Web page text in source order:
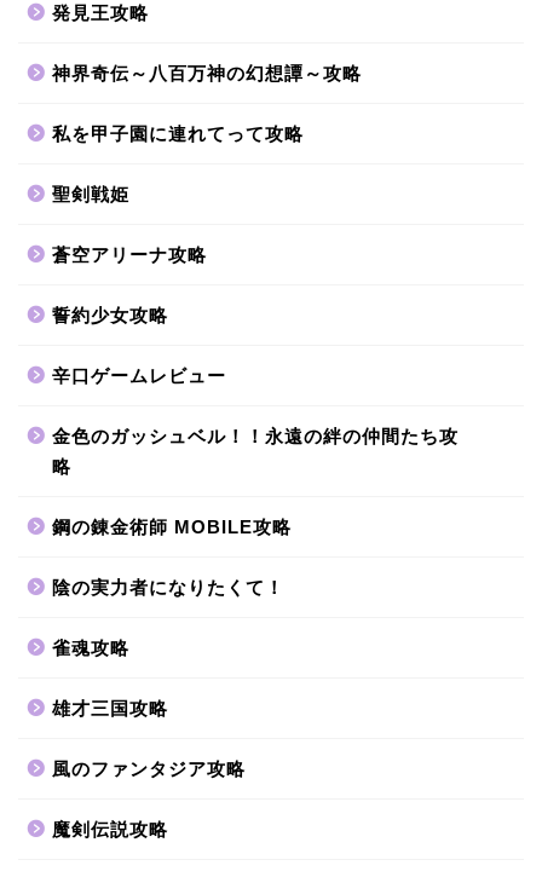
発見王攻略
神界奇伝～八百万神の幻想譚～攻略
私を甲子園に連れてって攻略
聖剣戦姫
蒼空アリーナ攻略
誓約少女攻略
辛口ゲームレビュー
金色のガッシュベル！！永遠の絆の仲間たち攻
略
鋼の錬金術師 MOBILE攻略
陰の実力者になりたくて！
雀魂攻略
雄才三国攻略
風のファンタジア攻略
魔剣伝説攻略